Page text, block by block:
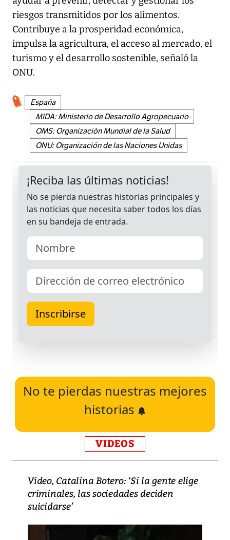
riesgos transmitidos por los alimentos.
Contribuye a la prosperidad económica,
impulsa la agricultura, el acceso al mercado, el
turismo y el desarrollo sostenible, señaló la
ONU.
España
MIDA: Ministerio de Desarrollo Agropecuario
OMS: Organización Mundial de la Salud
ONU: Organización de las Naciones Unidas
No te pierdas nuestras mejores
historias
VIDEOS
Video, Catalina Botero: ‘Si la gente elige
criminales, las sociedades deciden
suicidarse’